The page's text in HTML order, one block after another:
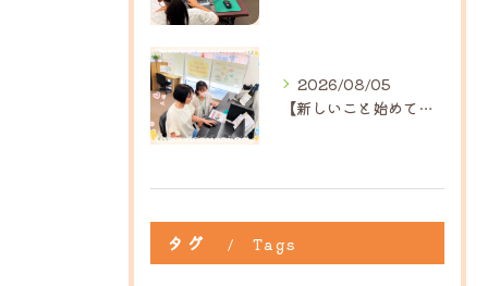
2026/08/05
【新しいこと始めてみませんか？】ひだまり高島教室
タグ Tags